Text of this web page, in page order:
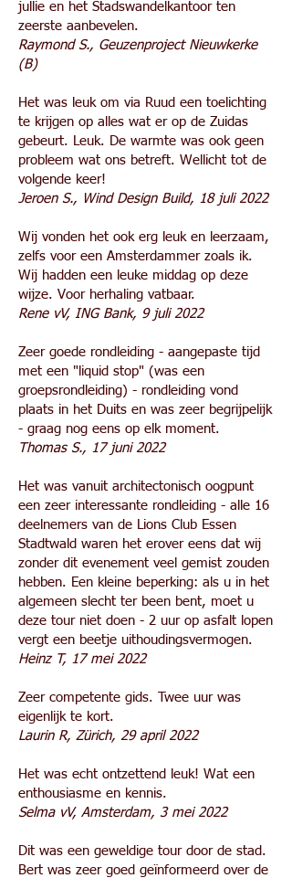
jullie en het Stadswandelkantoor ten
zeerste aanbevelen.
Raymond S., Geuzenproject Nieuwkerke
(B)
Het was leuk om via Ruud een toelichting
te krijgen op alles wat er op de Zuidas
gebeurt. Leuk. De warmte was ook geen
probleem wat ons betreft. Wellicht tot de
volgende keer!
Jeroen S., Wind Design Build, 18 juli 2022
Wij vonden het ook erg leuk en leerzaam,
zelfs voor een Amsterdammer zoals ik.
Wij hadden een leuke middag op deze
wijze. Voor herhaling vatbaar.
Rene vV, ING Bank, 9 juli 2022
Zeer goede rondleiding - aangepaste tijd
met een "liquid stop" (was een
groepsrondleiding) - rondleiding vond
plaats in het Duits en was zeer begrijpelijk
- graag nog eens op elk moment.
Thomas S., 17 juni 2022
Het was vanuit architectonisch oogpunt
een zeer interessante rondleiding - alle 16
deelnemers van de Lions Club Essen
Stadtwald waren het erover eens dat wij
zonder dit evenement veel gemist zouden
hebben. Een kleine beperking: als u in het
algemeen slecht ter been bent, moet u
deze tour niet doen - 2 uur op asfalt lopen
vergt een beetje uithoudingsvermogen.
Heinz T, 17 mei 2022
Zeer competente gids. Twee uur was
eigenlijk te kort.
Laurin R, Zürich, 29 april 2022
Het was echt ontzettend leuk! Wat een
enthousiasme en kennis.
Selma vV, Amsterdam, 3 mei 2022
Dit was een geweldige tour door de stad.
Bert was zeer goed geïnformeerd over de